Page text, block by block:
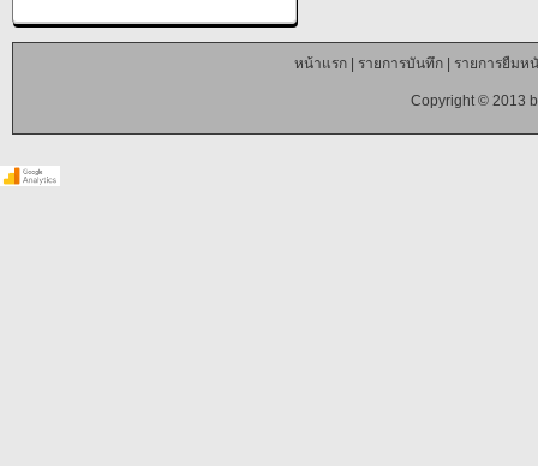
หน้าแรก| รายการบันทึก| รายการยืมห
Copyright © 2013